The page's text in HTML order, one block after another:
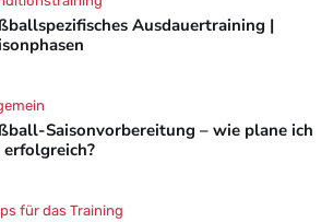
Ausdauertraining |
Saisonvorbereitung – wie plane ich
erfolgreich?
für das Training